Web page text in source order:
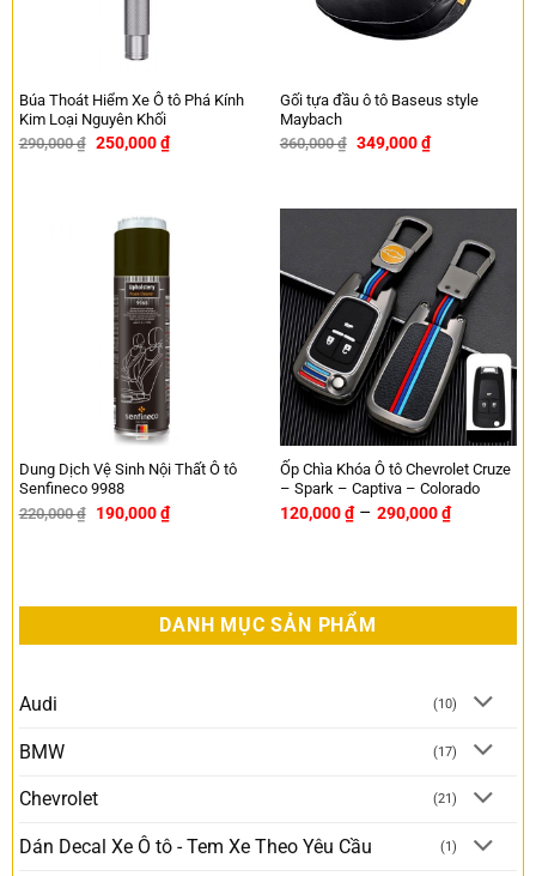
Búa Thoát Hiểm Xe Ô tô Phá Kính
Kim Loại Nguyên Khối
290,000₫ 250,000₫
Gối tựa đầu ô tô Baseus style
Maybach
360,000₫ 349,000₫
Dung Dịch Vệ Sinh Nội Thất Ô tô
Senfineco 9988
220,000₫ 190,000₫
Ốp Chìa Khóa Ô tô Chevrolet Cruze
– Spark – Captiva – Colorado
120,000₫ – 290,000₫
DANH MỤC SẢN PHẨM
Audi (10)
BMW (17)
Chevrolet (21)
Dán Decal Xe Ô tô - Tem Xe Theo Yêu Cầu (1)